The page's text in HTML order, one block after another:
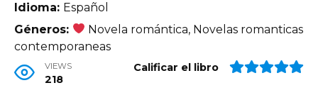
Idioma: Español
Géneros:
Novela romántica, Novelas romanticas
contemporaneas
VIEWS
218
Calificar el libro